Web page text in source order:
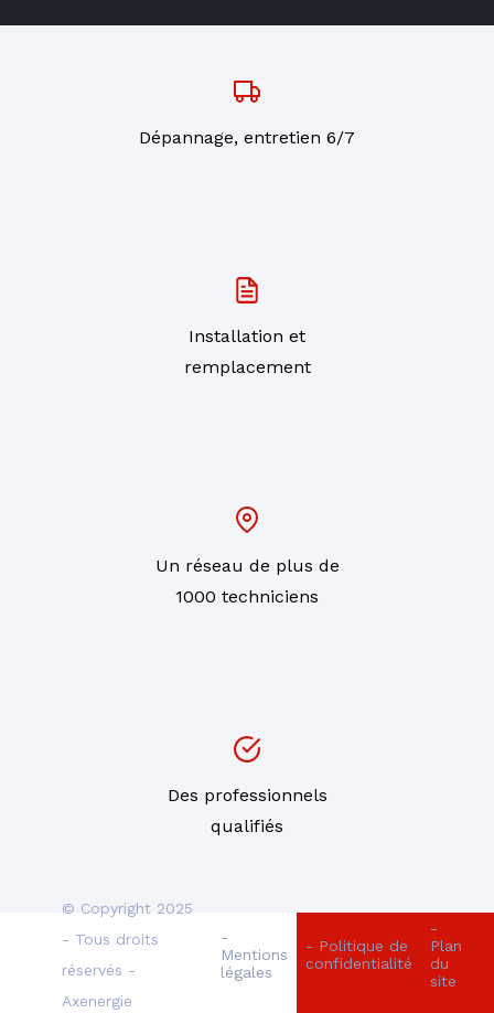
Dépannage, entretien 6/7
Installation et
remplacement
Un réseau de plus de
1000 techniciens
Des professionnels
qualifiés
© Copyright 2025
- Tous droits
réservés -
Axenergie
-
Mentions
légales
- Politique de
confidentialité
-
Plan
du
site